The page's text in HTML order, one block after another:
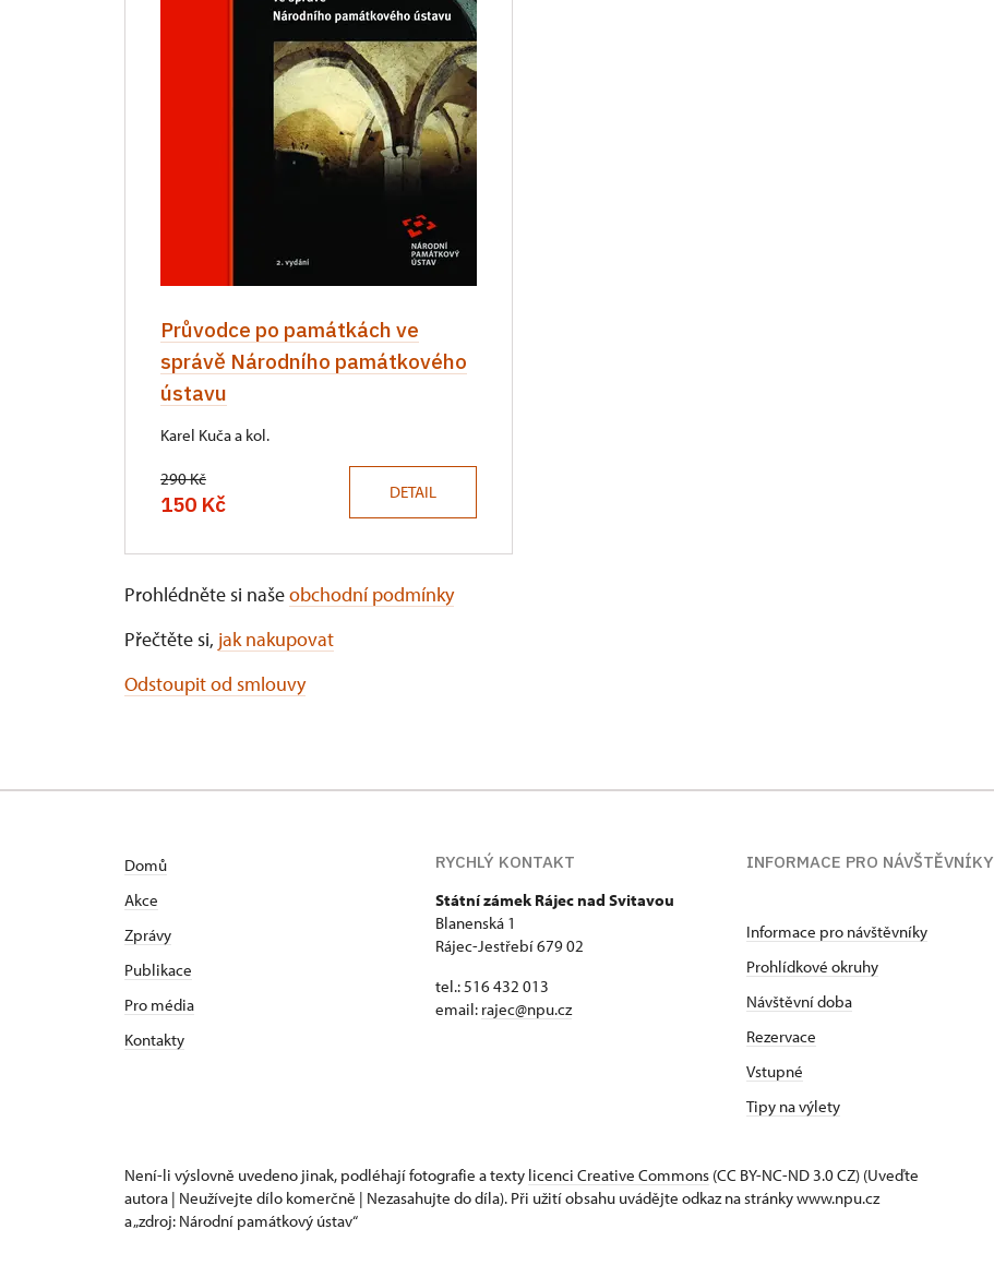
Průvodce po památkách ve
správě Národního památkového
ústavu
Karel Kuča a kol.
290 Kč
150 Kč DETAIL
Prohlédněte si našeobchodní podmínky
Přečtěte si, jak nakupovat
Odstoupit od smlouvy
Domů
Akce
Zprávy
Publikace
Pro média
Kontakty
RYCHLÝ KONTAKT
Státní zámek Rájec nad Svitavou
Blanenská 1
Rájec-Jestřebí 679 02
tel.: 516 432 013
email: rajec@npu.cz
INFORMACE PRO NÁVŠTĚVNÍKY
Informace pro návštěvníky
Prohlídkové okruhy
Návštěvní doba
Rezervace
Vstupné
Tipy na výlety
Není-li výslovně uvedeno jinak, podléhají fotografie a texty licenci Creative Commons (CC BY-NC-ND 3.0 CZ) (Uveďte
autora | Neužívejte dílo komerčně | Nezasahujte do díla). Při užití obsahu uvádějte odkaz na stránky www.npu.cz
a „zdroj: Národní památkový ústav“